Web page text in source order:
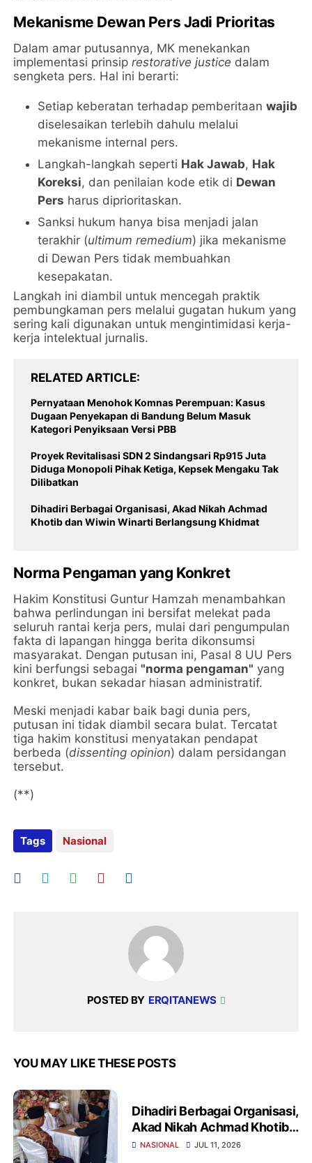
Mekanisme Dewan Pers Jadi Prioritas
​Dalam amar putusannya, MK menekankan
implementasi prinsiprestorative justice dalam
sengketa pers. Hal ini berarti:
​Setiap keberatan terhadap pemberitaanwajib
diselesaikan terlebih dahulu melalui
mekanisme internal pers.
​Langkah-langkah seperti Hak Jawab, Hak
Koreksi, dan penilaian kode etik di Dewan
Pers harus diprioritaskan.
​Sanksi hukum hanya bisa menjadi jalan
terakhir (ultimum remedium) jika mekanisme
di Dewan Pers tidak membuahkan
kesepakatan.
​Langkah ini diambil untuk mencegah praktik
pembungkaman pers melalui gugatan hukum yang
sering kali digunakan untuk mengintimidasi kerja-
kerja intelektual jurnalis.
RELATED ARTICLE
Pernyataan Menohok Komnas Perempuan: Kasus
Dugaan Penyekapan di Bandung Belum Masuk
Kategori Penyiksaan Versi PBB
Proyek Revitalisasi SDN 2 Sindangsari Rp915 Juta
Diduga Monopoli Pihak Ketiga, Kepsek Mengaku Tak
Dilibatkan
Dihadiri Berbagai Organisasi, Akad Nikah Achmad
Khotib dan Wiwin Winarti Berlangsung Khidmat
Norma Pengaman yang Konkret
​Hakim Konstitusi Guntur Hamzah menambahkan
bahwa perlindungan ini bersifat melekat pada
seluruh rantai kerja pers, mulai dari pengumpulan
fakta di lapangan hingga berita dikonsumsi
masyarakat. Dengan putusan ini, Pasal 8 UU Pers
kini berfungsi sebagai"norma pengaman" yang
konkret, bukan sekadar hiasan administratif.
​Meski menjadi kabar baik bagi dunia pers,
putusan ini tidak diambil secara bulat. Tercatat
tiga hakim konstitusi menyatakan pendapat
berbeda (dissenting opinion) dalam persidangan
tersebut.
(**)
Tags Nasional
POSTED BY ERQITANEWS
YOU MAY LIKE THESE POSTS
Dihadiri Berbagai Organisasi,
Akad Nikah Achmad Khotib
dan Wiwin Winarti
NASIONAL JUL 11, 2026